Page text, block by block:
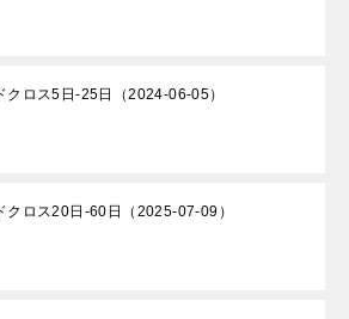
クロス5日-25日（2024-06-05）
クロス20日-60日（2025-07-09）